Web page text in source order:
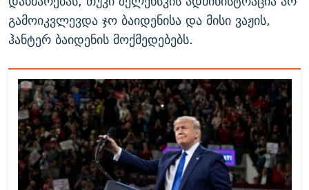
გამოიკვლევდა ჯო ბაიდენისა და მისი ვაჟის,
ჰანტერ ბაიდენის მოქმედებებს.